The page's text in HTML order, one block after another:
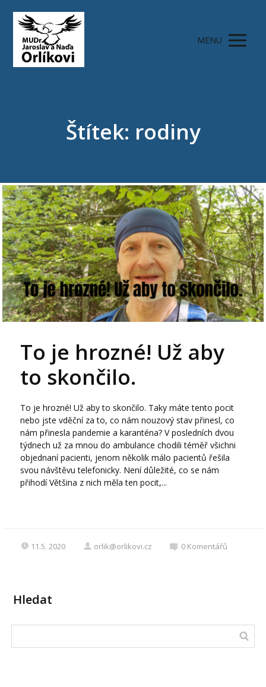
MENU
Štítek: rodiny
To je hrozné! Už aby
to skončilo.
To je hrozné! Už aby to skončilo. Taky máte tento pocit
nebo jste vděční za to, co nám nouzový stav přinesl, co
nám přinesla pandemie a karanténa? V posledních dvou
týdnech už za mnou do ambulance chodili téměř všichni
objednaní pacienti, jenom několik málo pacientů řešila
svou návštěvu telefonicky. Není důležité, co se nám
přihodí Většina z nich měla ten pocit,...
11.5. 2020 orlik@orlikovi.cz 0 Komentářů
Hledat